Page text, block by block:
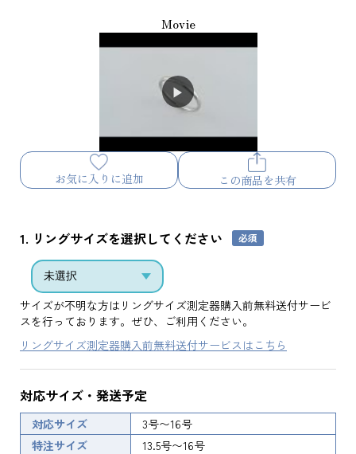
Movie
お気に入りに追加 この商品を共有
1. リングサイズを選択してください
サイズが不明な方はリングサイズ測定器購入前無料送付サービ
スを行っております。ぜひ、ご利用ください。
リングサイズ測定器購入前無料送付サービスはこちら
対応サイズ・発送予定
対応サイズ
3号〜16号
特注サイズ
13.5号〜16号